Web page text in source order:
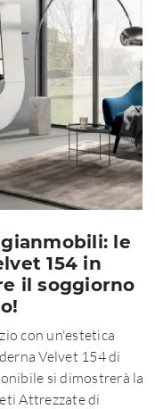
le
154 in
il soggiorno
con un'estetica
Velvet 154 di
si dimostrerà la
Attrezzate di